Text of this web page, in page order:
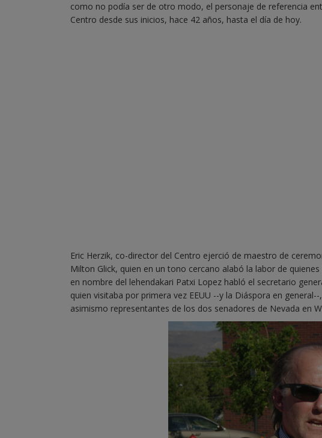
como no podía ser de otro modo, el personaje de referencia
Centro desde sus inicios, hace 42 años, hasta el día de hoy.
Eric Herzik, co-director del Centro ejerció de maestro de
Milton Glick, quien en un tono cercano alabó la labor de
en nombre del lehendakari Patxi Lopez habló el secretario
quien visitaba por primera vez EEUU --y la Diáspora en
asimismo representantes de los dos senadores de Nevada en